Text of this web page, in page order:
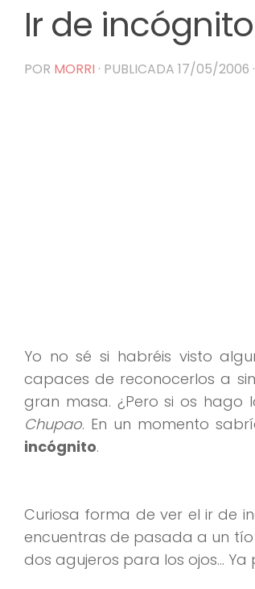
Ir de incógnito
POR MORRI · PUBLICADA 17/05/2006
Yo no sé si habréis visto
capaces de reconocerlos a
gran masa. ¿Pero si os
Chupao. En un momento
incógnito.
Curiosa forma de ver el ir de
encuentras de pasada a un
dos agujeros para los ojos…